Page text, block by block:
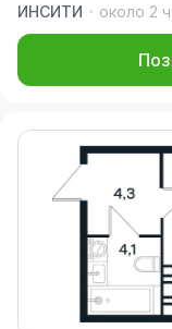
ИНСИТИ
около 2